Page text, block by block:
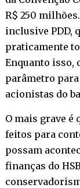
R$ 250
inclusive PDD,
praticamente
Enquanto isso,
parâmetro
acionistas do
O mais grave é
feitos para
possam
finanças do